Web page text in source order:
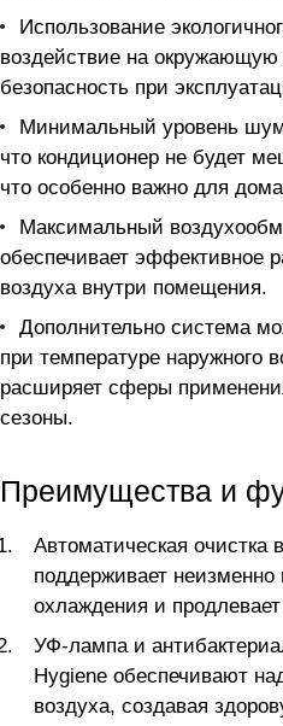
Использование
воздействие на
безопасность при
Минимальный уровень
что кондиционер не будет
что особенно важно для
Максимальный
обеспечивает эффективное
воздуха внутри помещения.
Дополнительно система
при температуре наружного
расширяет сферы
сезоны.
Преимущества и
Автоматическая очистка
поддерживает неизменно
охлаждения и
УФ-лампа и
Hygiene обеспечивают
воздуха, создавая